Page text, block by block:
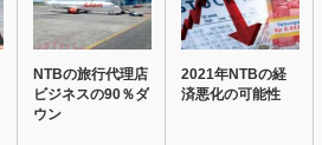
NTBの旅行代理店
ビジネスの90％ダ
ウン
2021年NTBの経
済悪化の可能性